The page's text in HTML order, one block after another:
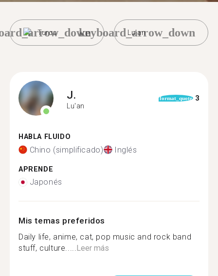
Turco Lu'an
keyboard_arrow_down
J.
Lu'an
format_quote 3
HABLA FLUIDO
Chino (simplificado) Inglés
APRENDE
Japonés
Mis temas preferidos
Daily life, anime, cat, pop music and rock band
stuff, culture.....Leer más